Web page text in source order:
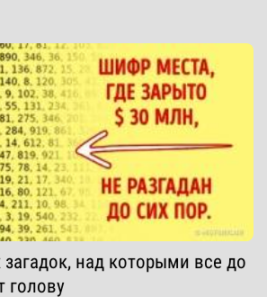
загадок, над которыми все до
голову